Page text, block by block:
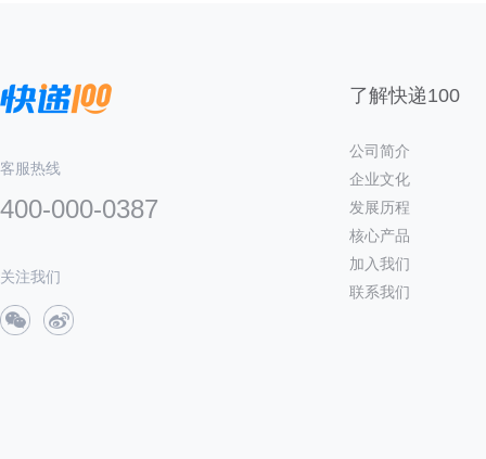
客服热线
400-000-0387
关注我们
了解快递100
公司简介
企业文化
发展历程
核心产品
加入我们
联系我们